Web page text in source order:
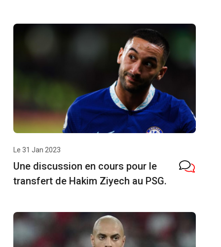
Le 31 Jan 2023
Une discussion en cours pour le
transfert de Hakim Ziyech au PSG.